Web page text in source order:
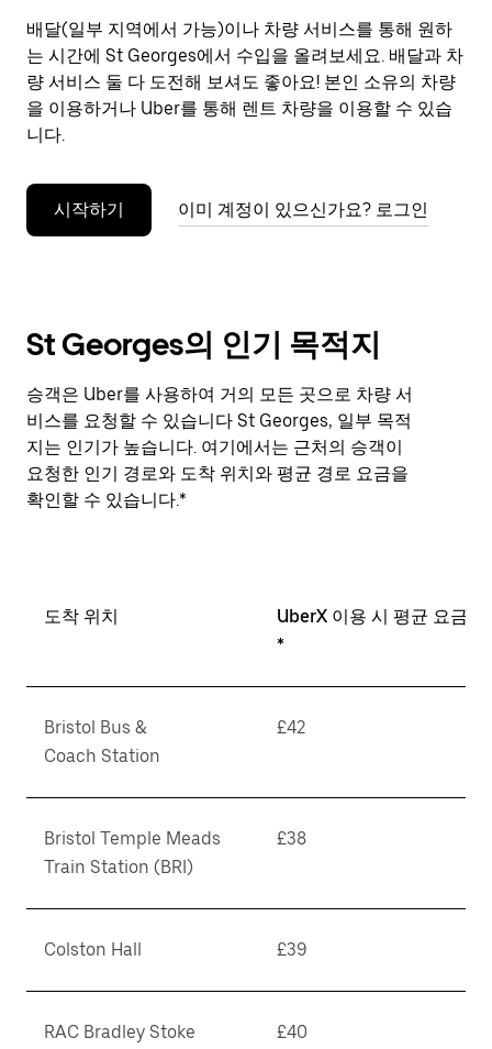
려
면
Esc
키
를
누
세
배달(일부 지역에서 가능)이나 차량 서비스를 통해 원하
는 시간에 St Georges에서 수입을 올려보세요. 배달과 차
량 서비스 둘 다 도전해 보셔도 좋아요! 본인 소유의 차량
을 이용하거나 Uber를 통해 렌트 차량을 이용할 수 있습
니다.
시작하기 이미 계정이 있으신가요? 로그인
St Georges의 인기 목적지
승객은 Uber를 사용하여 거의 모든 곳으로 차량 서
비스를 요청할 수 있습니다 St Georges, 일부 목적
지는 인기가 높습니다. 여기에서는 근처의 승객이
요청한 인기 경로와 도착 위치와 평균 경로 요금을
확인할 수 있습니다.*
도착 위치
UberX 이용 시 평균 요금
*
Bristol Bus &
Coach Station
£42
Bristol Temple Meads
Train Station (BRI)
£38
Colston Hall £39
RAC Bradley Stoke
£40